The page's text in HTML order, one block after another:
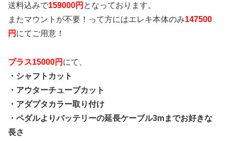
送料込みで159000円 となっております。
またマウントが不要！って方にはエレキ本体のみ147500
円 にてご用意！
プラス15000円 にて、
・シャフトカット
・アウターチューブカット
・アダプタカラー取り付け
・ペダルよりバッテリーの延長ケーブル3mまでお好きな
長さ